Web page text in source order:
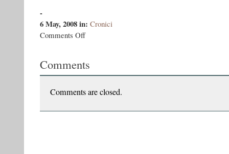
-
6 May, 2008in: Cronici
Comments Offon
kadunud
Comments
Comments are closed.